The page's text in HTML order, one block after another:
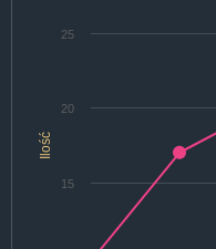
Ilość
15
20
25